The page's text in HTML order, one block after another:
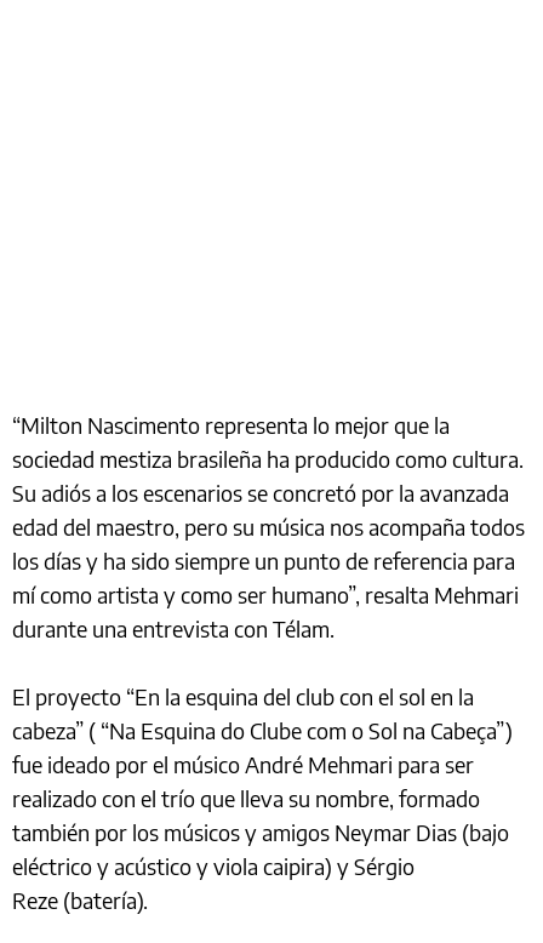
“Milton Nascimento representa lo mejor que la
sociedad mestiza brasileña ha producido como cultura.
Su adiós a los escenarios se concretó por la avanzada
edad del maestro, pero su música nos acompaña todos
los días y ha sido siempre un punto de referencia para
mí como artista y como ser humano”, resalta Mehmari
durante una entrevista con Télam.
El proyecto “En la esquina del club con el sol en la
cabeza” ( “Na Esquina do Clube com o Sol na Cabeça”)
fue ideado por el músico André Mehmari para ser
realizado con el trío que lleva su nombre, formado
también por los músicos y amigos Neymar Dias (bajo
eléctrico y acústico y viola caipira) y Sérgio
Reze (batería).